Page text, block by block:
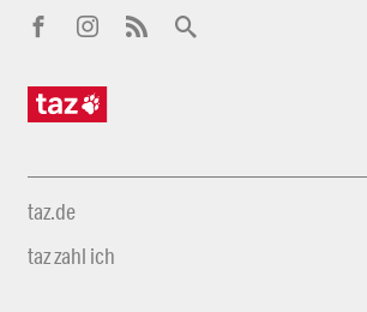
taz.de
taz zahl ich